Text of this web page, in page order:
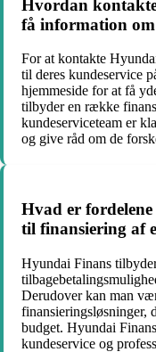
Hvordan
få information
For at kontakte
til deres kundeservice
hjemmeside for at få
tilbyder en række
kundeserviceteam er
og give råd om de
Hvad er
til finansiering af
Hyundai Finans
Derudover kan man
finansieringsløsninger,
budget. Hyundai
kundeservice og